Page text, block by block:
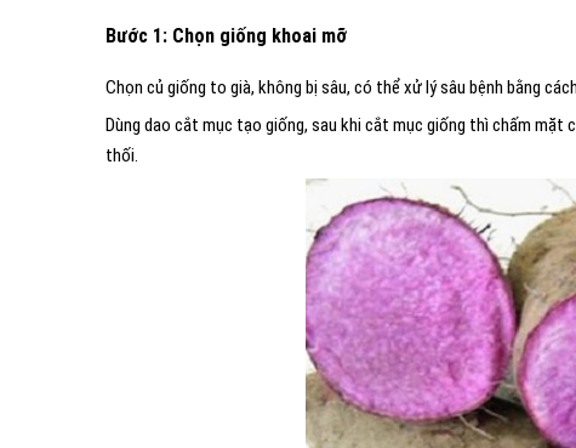
Bước 1: Chọn giống khoai mỡ
Chọn củ giống to già, không bị sâu, có thể xử lý sâu bệnh bằng
Dùng dao cắt mục tạo giống, sau khi cắt mục giống thì chấm
thối.